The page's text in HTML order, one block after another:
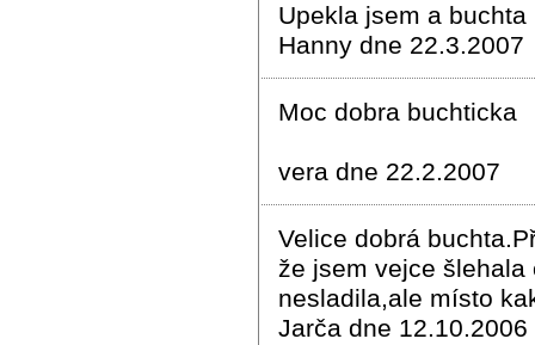
Upekla jsem a
Hanny dne 22.3.2007
Moc dobra buchticka
vera dne 22.2.2007
Velice dobrá
že jsem vejce
nesladila,ale místo
Jarča dne 12.10.2006